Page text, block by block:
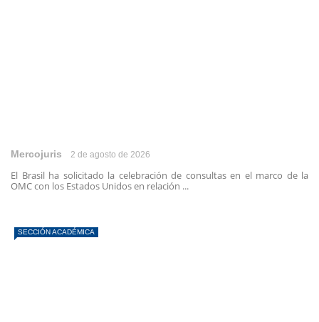
Mercojuris 2 de agosto de 2026
El Brasil ha solicitado la celebración de consultas en el marco de la
OMC con los Estados Unidos en relación ...
SECCIÓN ACADÉMICA